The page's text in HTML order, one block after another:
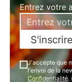
Entrez votre
S'inscrire
J'accepte que
l'envoi de la
Confidentialité.